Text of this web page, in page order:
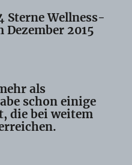
Sterne Wellness-
2015
als
schon einige
die bei weitem